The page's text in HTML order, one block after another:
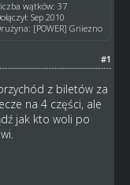
wątków: 37
Sep 2010
[POWER] Gniezno
#1
z biletów za
na 4 części, ale
jak kto woli po